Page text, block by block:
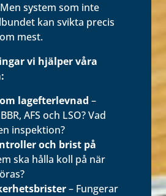
system som inte
kan svikta precis
mest.
vi hjälper våra
lagefterlevnad –
AFS och LSO? Vad
inspektion?
och brist på
ska hålla koll på när
– Fungerar